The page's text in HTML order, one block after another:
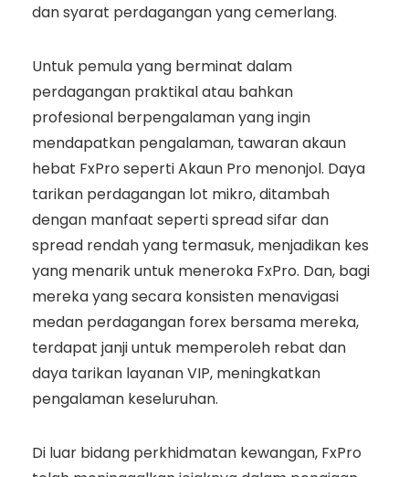
dan syarat perdagangan yang cemerlang.
Untuk pemula yang berminat dalam
perdagangan praktikal atau bahkan
profesional berpengalaman yang ingin
mendapatkan pengalaman, tawaran akaun
hebat FxPro seperti Akaun Pro menonjol. Daya
tarikan perdagangan lot mikro, ditambah
dengan manfaat seperti spread sifar dan
spread rendah yang termasuk, menjadikan kes
yang menarik untuk meneroka FxPro. Dan, bagi
mereka yang secara konsisten menavigasi
medan perdagangan forex bersama mereka,
terdapat janji untuk memperoleh rebat dan
daya tarikan layanan VIP, meningkatkan
pengalaman keseluruhan.
Di luar bidang perkhidmatan kewangan, FxPro